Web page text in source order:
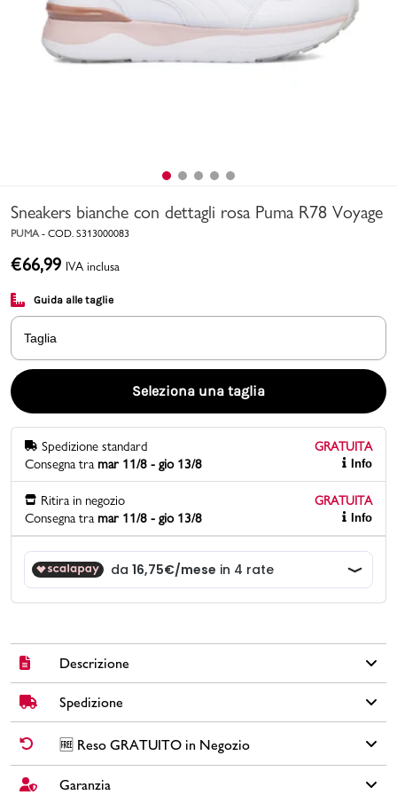
Uomo
Marchi
Accedi | Registrati
Promo & News
negozi
contatti
pcard
Gift card
Sneakers bianche con dettagli rosa Puma R78 Voyage
PUMA - COD. S313000083
€66,99 IVA inclusa
Guida alle taglie
Taglia
Seleziona una taglia
Spedizione standard
GRATUITA
Consegna tra mar 11/8 - gio 13/8 Info
Ritira in negozio
GRATUITA
Consegna tra mar 11/8 - gio 13/8 Info
Descrizione
Sneakers Puma R78 Voyage in similpelle colore bianco con
suola in gomma, fodera e sottopiede in tessuto, lacci tono su
tono, dettagli rosa e logo a contrasto.
Brand: Puma
Colore: bianco
Spedizione
✅ Spedizione Standard GRATUITA DA € 30➡️ Consegna in
giornilavorativi. Per ordini inferiori a € 30,00 la Spedizione ha un
costo di € 6,00.
🆓 Reso GRATUITO in Negozio
Cambi idea?Non preoccuparti, hai
per effettuare il reso dei
Garanzia